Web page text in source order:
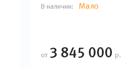
В наличии: Мало
от 3 845 000 р.